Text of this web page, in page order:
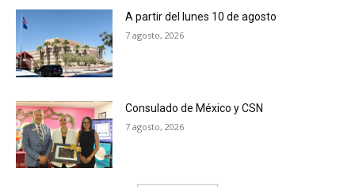
A partir del lunes 10 de agosto
7 agosto, 2026
Consulado de México y CSN
7 agosto, 2026